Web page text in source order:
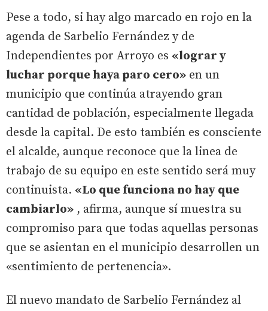
Pese a todo, si hay algo marcado en rojo en la
agenda de Sarbelio Fernández y de
Independientes por Arroyo es «lograr y
luchar porque haya paro cero» en un
municipio que continúa atrayendo gran
cantidad de población, especialmente llegada
desde la capital. De esto también es consciente
el alcalde, aunque reconoce que la linea de
trabajo de su equipo en este sentido será muy
continuista. «Lo que funciona no hay que
cambiarlo» , afirma, aunque sí muestra su
compromiso para que todas aquellas personas
que se asientan en el municipio desarrollen un
«sentimiento de pertenencia».
El nuevo mandato de Sarbelio Fernández al